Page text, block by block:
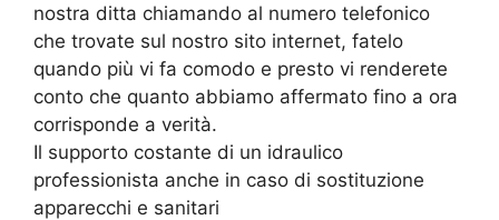
nostra ditta chiamando al numero telefonico
che trovate sul nostro sito internet, fatelo
quando più vi fa comodo e presto vi renderete
conto che quanto abbiamo affermato fino a ora
corrisponde a verità.
Il supporto costante di un idraulico
professionista anche in caso di sostituzione
apparecchi e sanitari